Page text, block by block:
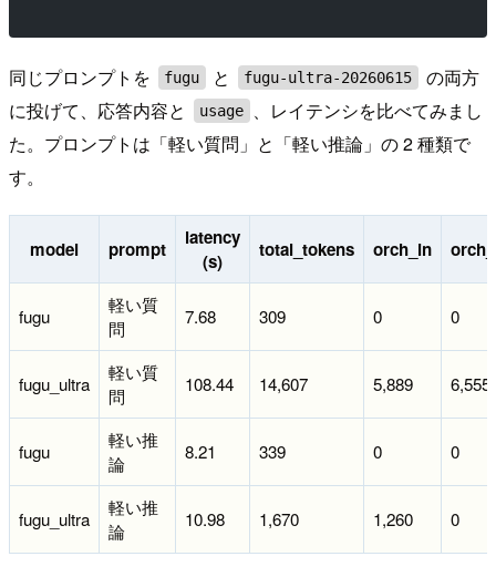
同じプロンプトを fugu と fugu-ultra-20260615
の両方
に投げて、応答内容と
usage
、レイテンシを比べてみまし
た。プロンプトは「軽い質問」と「軽い推論」の 2 種類で
す。
model prompt
latency
(s)
total_tokens orch_in
fugu
軽い質
問
7.68 309 0 0
fugu_ultra
軽い質
問
108.44 14,607 5,889 6,555
fugu
軽い推
論
8.21 339 0 0
fugu_ultra
軽い推
論
10.98 1,670 1,260 0